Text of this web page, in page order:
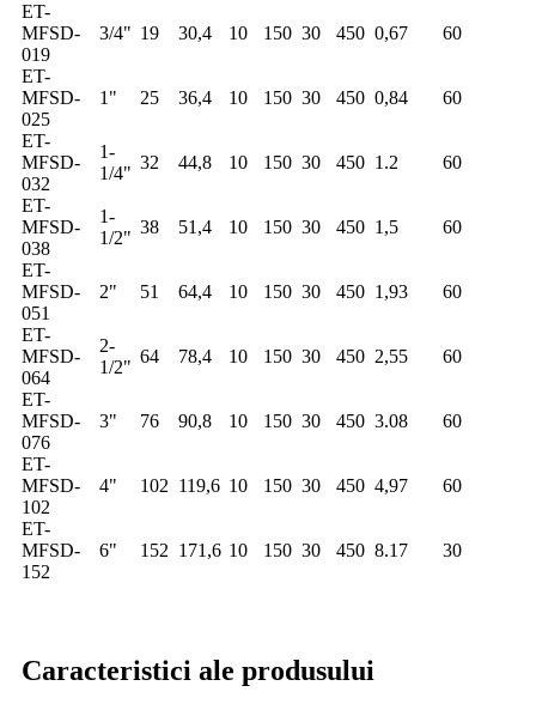
ET-
MFSD-
019
3/4" 19 30,4 10 150 30 450 0,67 60
ET-
MFSD-
025
1" 25 36,4 10 150 30 450 0,84 60
ET-
MFSD-
032
1-
1/4"
32 44,8 10 150 30 450 1.2 60
ET-
MFSD-
038
1-
1/2"
38 51,4 10 150 30 450 1,5 60
ET-
MFSD-
051
2" 51 64,4 10 150 30 450 1,93 60
ET-
MFSD-
064
2-
1/2"
64 78,4 10 150 30 450 2,55 60
ET-
MFSD-
076
3" 76 90,8 10 150 30 450 3.08 60
ET-
MFSD-
102
4" 102 119,6 10 150 30 450 4,97 60
ET-
MFSD-
152
6" 152 171,6 10 150 30 450 8.17 30
Caracteristici ale produsului